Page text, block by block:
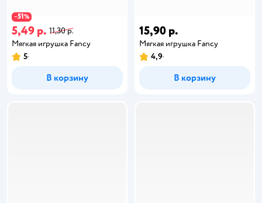
−51%
5,49 р. 11,30 р.
Мягкая игрушка Fancy
5
В корзину
15,90 р.
Мягкая игрушка Fancy
4,9
В корзину